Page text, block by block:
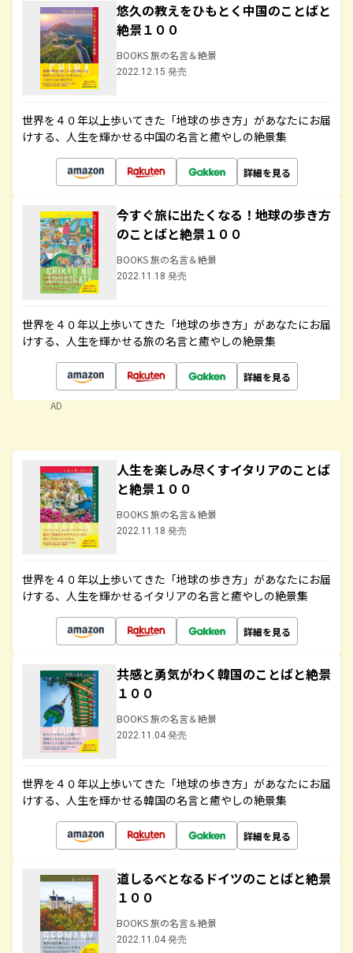
悠久の教えをひもとく中国のことばと
絶景１００
BOOKS 旅の名言＆絶景
2022.12.15 発売
世界を４０年以上歩いてきた「地球の歩き方」があなたにお届
けする、人生を輝かせる中国の名言と癒やしの絶景集
詳細を見る
今すぐ旅に出たくなる！地球の歩き方
のことばと絶景１００
BOOKS 旅の名言＆絶景
2022.11.18 発売
世界を４０年以上歩いてきた「地球の歩き方」があなたにお届
けする、人生を輝かせる旅の名言と癒やしの絶景集
詳細を見る
AD
人生を楽しみ尽くすイタリアのことば
と絶景１００
BOOKS 旅の名言＆絶景
2022.11.18 発売
世界を４０年以上歩いてきた「地球の歩き方」があなたにお届
けする、人生を輝かせるイタリアの名言と癒やしの絶景集
詳細を見る
共感と勇気がわく韓国のことばと絶景
１００
BOOKS 旅の名言＆絶景
2022.11.04 発売
世界を４０年以上歩いてきた「地球の歩き方」があなたにお届
けする、人生を輝かせる韓国の名言と癒やしの絶景集
詳細を見る
道しるべとなるドイツのことばと絶景
１００
BOOKS 旅の名言＆絶景
2022.11.04 発売